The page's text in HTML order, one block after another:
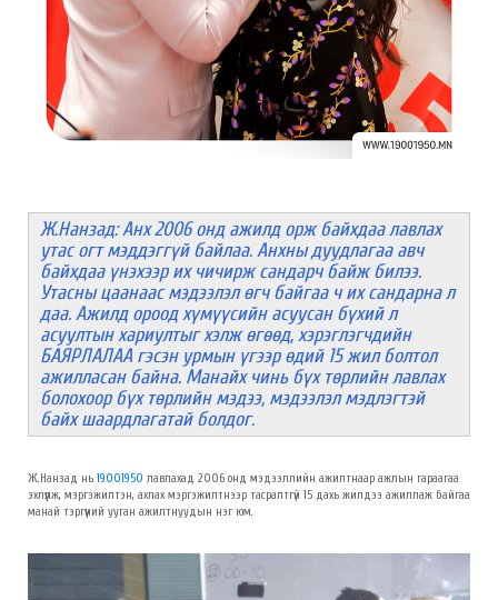
Ж.Нанзад: Анх 2006 онд ажилд орж байхдаа лавлах
утас огт мэддэггүй байлаа. Анхны дуудлагаа авч
байхдаа үнэхээр их чичирж сандарч байж билээ.
Утасны цаанаас мэдээлэл өгч байгаа ч их сандарна л
даа. Ажилд ороод хүмүүсийн асуусан бүхий л
асуултын хариултыг хэлж өгөөд, хэрэглэгчдийн
БАЯРЛАЛАА гэсэн урмын үгээр өдий 15 жил болтол
ажилласан байна. Манайх чинь бүх төрлийн лавлах
болохоор бүх төрлийн мэдээ, мэдээлэл мэдлэгтэй
байх шаардлагатай болдог.
Ж.Нанзад нь19001950 лавлахад 2006 онд мэдээллийн ажилтнаар ажлын гараагаа
эхлүүлж, мэргэжилтэн, ахлах мэргэжилтнээр тасралтгүй 15 дахь жилдээ ажиллаж байгаа
манай тэргүүний ууган ажилтнуудын нэг юм.